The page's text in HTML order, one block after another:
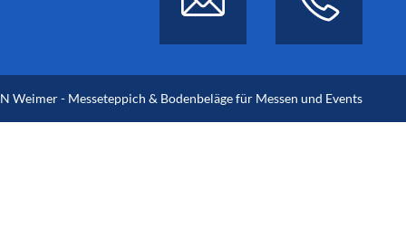
Weimer - Messeteppich & Bodenbeläge für Messen und Events